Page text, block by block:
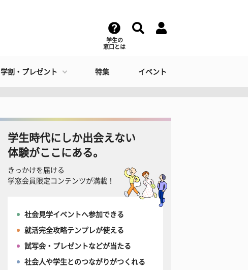
学生の
窓口とは
学割・プレゼント 特集 イベント
学生時代にしか出会えない
体験がここにある。
きっかけを届ける
学窓会員限定コンテンツが満載！
社会見学イベントへ参加できる
就活完全攻略テンプレが使える
試写会・プレゼントなどが当たる
社会人や学生とのつながりがつくれる